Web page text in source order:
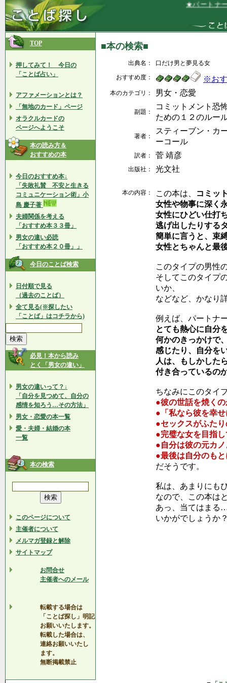
★パートナー
TOP
押してみて！ 今日の
「ことば占い」
アファメーションとは？
「無地のカード」ページ
オラクルカードの
ページへようこそ
本の読み方＆
おすすめの本
今日のおすすめ本↓
「失敗礼賛 不安と生きる
コミュニケーション術」小
島 慶子著
夫婦関係を考える
「おすすめ本３３冊」
男女の違い必読
「おすすめ本２０冊」」
今日のことば検索
日付順で見る
（過去のことば）
全て見る(※探したい
「ことば」はコチラから)
必見！本から読み
とく「男女の違い」
男女の違いって？↓
「自分を見つめて、自分の
感情を知ろう…その方法」
男女・恋愛の本一覧
愛・夫婦・結婚の本
一覧
本の検索
このページについて
主催者について
メルマガ登録と解除
サイトマップ
お問合せ
主催者へのメール
転載する場合は
「ことば探し」明記
お願いいたします。
転載した場合は、
連絡お願いいたし
ます。
無断掲載禁止
■本の検索■
出典名：
口だけ男と夢見る女
おすすめ度：
※お
本のカテゴリ： 男女・恋愛
副題：
コミットメント恐
ための１２のルー
著者：
スティーブン・カ
ーコール
訳者： 菅 靖彦
出版社： 光文社
本の内容： この本は、
コミッ
女性や物事に深く
女性にひどい仕打
逃げ出したりする
簡単に言うと、束
女性とちゃんと最
このタイプの男性
そしてこのタイプ
いか、
などなど、かなり
例えば、パートナ
とても熱心に自分
何かのきっかけで
感じたり、自分を
人は、もしかした
付き合っているの
ちなみにこのタイ
●彼の世話を焼く
●「私なら彼を幸
●セックスがふた
●完璧な女を目指
●自分は彼の元カ
●最後は自分のも
だそうです。
私は、あまりにも
なので、この本は
あっ、当てはまる
いかがでしょうか